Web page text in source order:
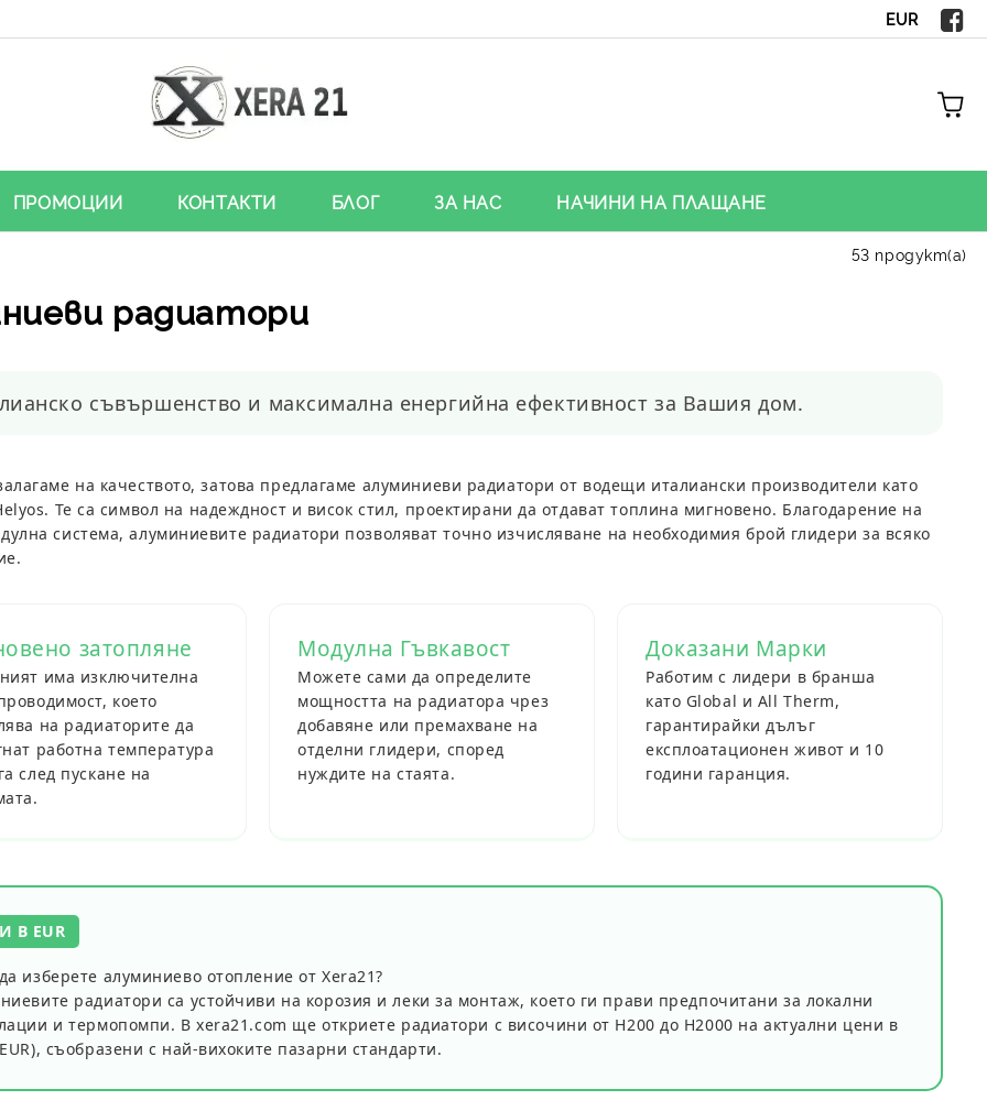
EUR
ПРОМОЦИИ КОНТАКТИ БЛОГ ЗА НАС НАЧИНИ НА ПЛАЩАНЕ
радиатори
съвършенство и максимална енергийна ефективност за Вашия дом.
на качеството, затова предлагаме алуминиеви радиатори от водещи италиански производители като
. Те са символ на надеждност и висок стил, проектирани да отдават топлина мигновено. Благодарение на
система, алуминиевите радиатори позволяват точно изчисляване на необходимия брой глидери за всяко
затопляне
има изключителна
което
на радиаторите да
работна температура
след пускане на
Модулна Гъвкавост
Можете сами да определите
мощността на радиатора чрез
добавяне или премахване на
отделни глидери, според
нуждите на стаята.
Доказани Марки
Работим с лидери в бранша
като Global и All Therm,
гарантирайки дълъг
експлоатационен живот и 10
години гаранция.
В EUR
изберете алуминиево отопление от Xera21?
радиатори са устойчиви на корозия и леки за монтаж, което ги прави предпочитани за локални
и термопомпи. В xera21.com ще откриете радиатори с височини от H200 до H2000 на актуални цени в
, съобразени с най-вихоките пазарни стандарти.
53 продукт(а)